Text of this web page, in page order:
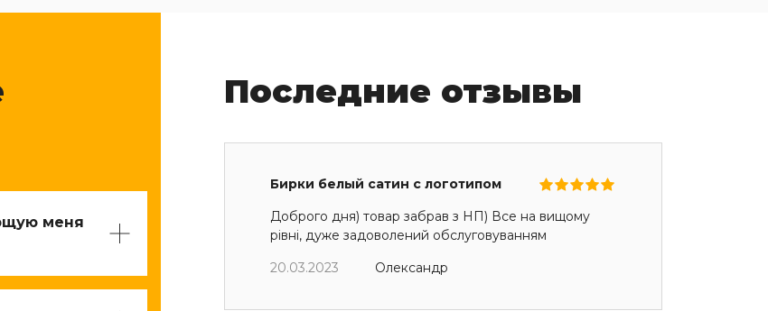
меня
Последние отзывы
Бирки белый сатин с логотипом
Доброго дня) товар забрав з НП) Все на вищому
рівні, дуже задоволений обслуговуванням
20.03.2023
Олександр